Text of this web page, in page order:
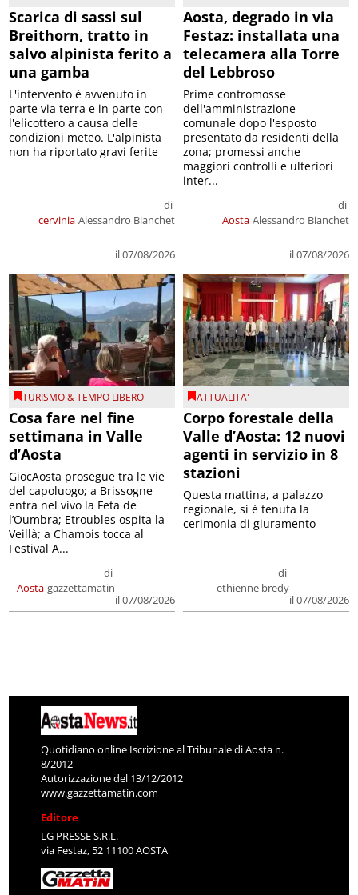
Scarica di sassi sul
Breithorn, tratto in
salvo alpinista ferito a
una gamba
cervinia
di
Alessandro Bianchet
il 07/08/2026
L'intervento è avvenuto in
parte via terra e in parte con
l'elicottero a causa delle
condizioni meteo. L'alpinista
non ha riportato gravi ferite
Aosta, degrado in via
Festaz: installata una
telecamera alla Torre
del Lebbroso
Aosta
di
Alessandro Bianchet
il 07/08/2026
Prime contromosse
dell'amministrazione
comunale dopo l'esposto
presentato da residenti della
zona; promessi anche
maggiori controlli e ulteriori
inter...
TURISMO & TEMPO LIBERO
Cosa fare nel fine
settimana in Valle
d’Aosta
Aosta
di
gazzettamatin
il 07/08/2026
GiocAosta prosegue tra le vie
del capoluogo; a Brissogne
entra nel vivo la Feta de
l’Oumbra; Etroubles ospita la
Veillà; a Chamois tocca al
Festival A...
ATTUALITA'
Corpo forestale della
Valle d’Aosta: 12 nuovi
agenti in servizio in 8
stazioni
di
ethienne bredy
il 07/08/2026
Questa mattina, a palazzo
regionale, si è tenuta la
cerimonia di giuramento
Quotidiano online Iscrizione al Tribunale di Aosta n.
8/2012
Autorizzazione del 13/12/2012
www.gazzettamatin.com
Editore
LG PRESSE S.R.L.
via Festaz, 52 11100 AOSTA